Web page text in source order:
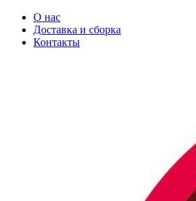
О нас
Доставка и сборка
Контакты